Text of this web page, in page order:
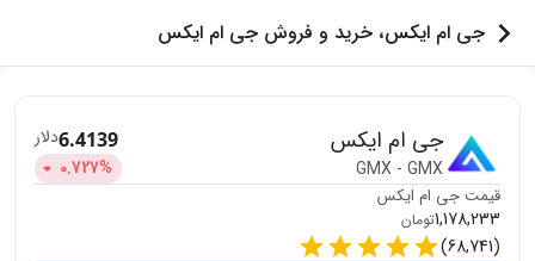
جی ام ایکس، خرید و فروش جی ام ایکس
جی ام ایکس
GMX - GMX
6.4139دلار
0.727%
قیمت جی ام ایکس
1,178,233تومان
(
68,741
)